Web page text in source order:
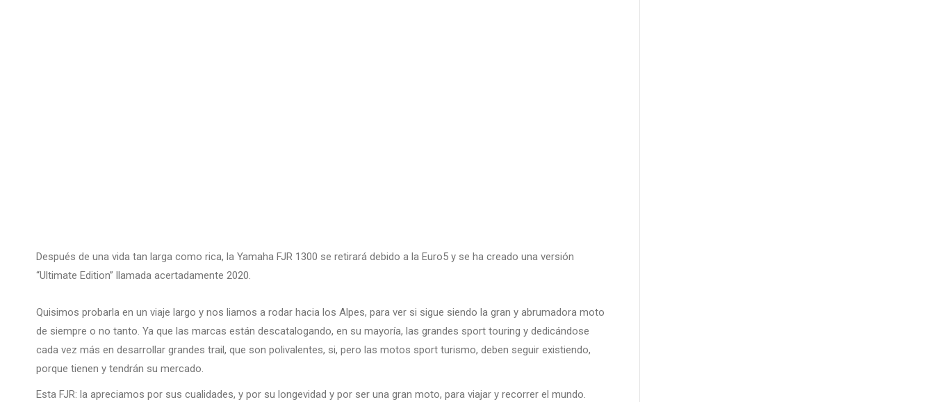
Después de una vida tan larga como rica, la Yamaha FJR 1300 se retirará debido a la Euro5 y se ha creado una versión
“Ultimate Edition” llamada acertadamente 2020.
Quisimos probarla en un viaje largo y nos liamos a rodar hacia los Alpes, para ver si sigue siendo la gran y abrumadora moto
de siempre o no tanto. Ya que las marcas están descatalogando, en su mayoría, las grandes sport touring y dedicándose
cada vez más en desarrollar grandes trail, que son polivalentes, si, pero las motos sport turismo, deben seguir existiendo,
porque tienen y tendrán su mercado.
Esta FJR: la apreciamos por sus cualidades, y por su longevidad y por ser una gran moto, para viajar y recorrer el mundo.